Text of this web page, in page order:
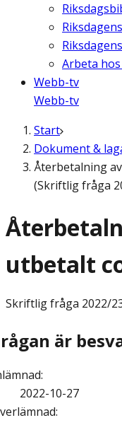
Arbeta
Webb-tv
Webb-tv
Start
Dokument &
Återbetalning
(Skriftlig fråga
utbetalt
Skriftlig fråga 2022/
är
:
2022-10-27
: